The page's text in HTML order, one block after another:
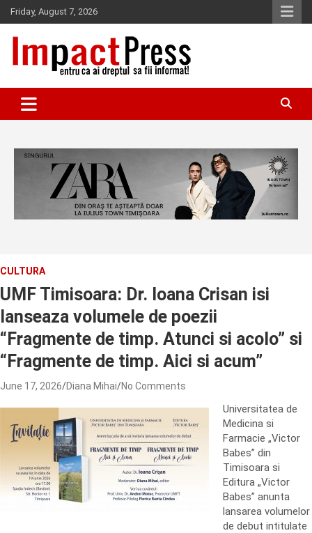
Skip
to
content
Friday, August 7, 2026
IMPACTPRESS
CULTURA
UMF Timisoara: Dr. Ioana Crisan isi
lanseaza volumele de poezii
“Fragmente de timp. Atunci si acolo” si
“Fragmente de timp. Aici si acum”
June 17, 2026 Diana Mihai No Comments
Universitatea de
Medicina si
Farmacie „Victor
Babes” din
Timisoara si
Editura „Victor
Babes” anunta
lansarea volumelor
de debut intitulate